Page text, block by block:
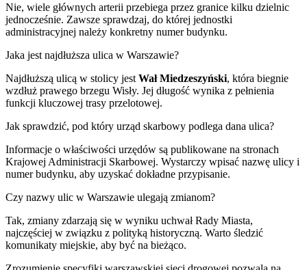
Nie, wiele głównych arterii przebiega przez granice kilku dzielnic
jednocześnie. Zawsze sprawdzaj, do której jednostki
administracyjnej należy konkretny numer budynku.
Jaka jest najdłuższa ulica w Warszawie?
Najdłuższą ulicą w stolicy jest Wał Miedzeszyński, która biegnie
wzdłuż prawego brzegu Wisły. Jej długość wynika z pełnienia
funkcji kluczowej trasy przelotowej.
Jak sprawdzić, pod który urząd skarbowy podlega dana ulica?
Informacje o właściwości urzędów są publikowane na stronach
Krajowej Administracji Skarbowej. Wystarczy wpisać nazwę ulicy i
numer budynku, aby uzyskać dokładne przypisanie.
Czy nazwy ulic w Warszawie ulegają zmianom?
Tak, zmiany zdarzają się w wyniku uchwał Rady Miasta,
najczęściej w związku z polityką historyczną. Warto śledzić
komunikaty miejskie, aby być na bieżąco.